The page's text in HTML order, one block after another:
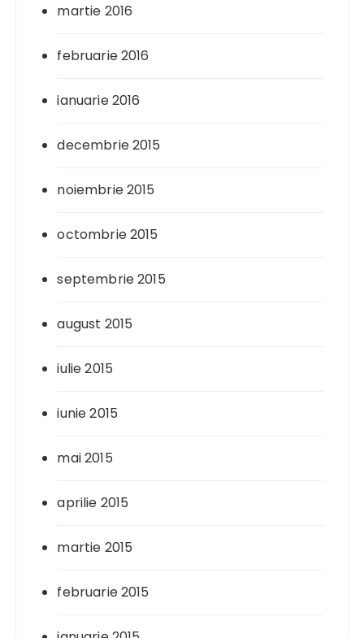
martie 2016
februarie 2016
ianuarie 2016
decembrie 2015
noiembrie 2015
octombrie 2015
septembrie 2015
august 2015
iulie 2015
iunie 2015
mai 2015
aprilie 2015
martie 2015
februarie 2015